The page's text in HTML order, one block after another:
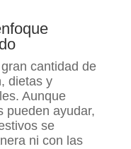
cantidad de
dietas y
Aunque
pueden ayudar,
se
ni con las